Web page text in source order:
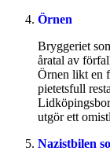
Örnen
Bryggeriet
åratal av
Örnen likt en
pietetsfull
utgör ett
Nazistbilen